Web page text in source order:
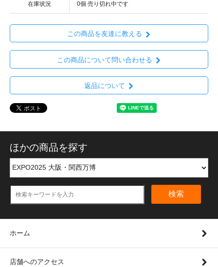
在庫状況 0個 売り切れ中です
この商品を友達に教える
この商品について問い合わせる
返品について
ほかの商品を探す
検索
ホーム
店舗へのアクセス